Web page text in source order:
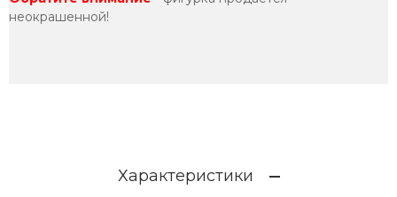
неокрашенной!
Характеристики